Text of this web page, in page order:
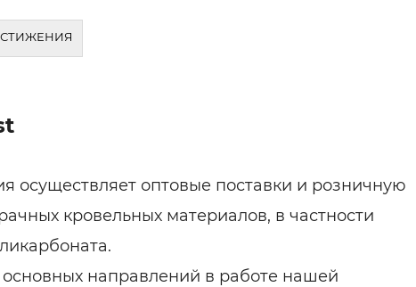
осуществляет оптовые поставки и розничную
кровельных материалов, в частности
направлений в работе нашей